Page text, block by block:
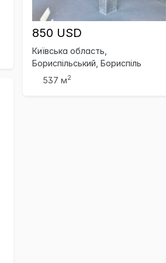
850 USD
Київська область,
Бориспільський, Бориспіль
537 м2